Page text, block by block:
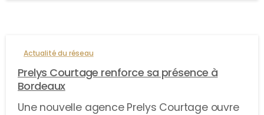
Actualité du réseau
Prelys Courtage renforce sa présence à
Bordeaux
Une nouvelle agence Prelys Courtage ouvre